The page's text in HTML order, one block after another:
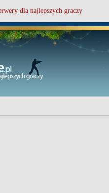
dla najlepszych graczy